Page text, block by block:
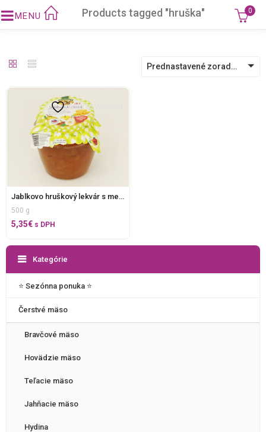
Products tagged "hruška" 0
Prednastavené zoradenie
Add to wishlist
Jablkovo hruškový lekvár s medom
500 g
5,35€ s DPH
Kategórie
⭐️ Sezónna ponuka ⭐️
Čerstvé mäso
Bravčové mäso
Hovädzie mäso
Teľacie mäso
Jahňacie mäso
Hydina